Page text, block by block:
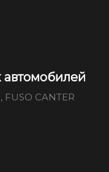
автомобилей
CANTER